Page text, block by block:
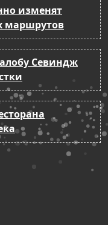
изменят
маршрутов
Севиндж